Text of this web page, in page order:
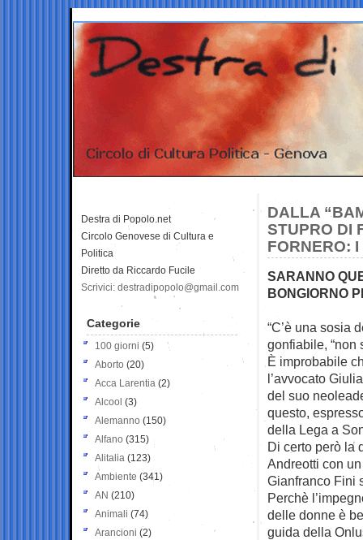
DALLA
STUPRO DI
FORNERO:
SARANNO
BONGIORNO
“C’è una sosia
gonfiabile, “non
È improbabile
l’avvocato
del suo
questo,
della Lega a
Di certo però la
Andreotti con
Gianfranco Fini
Perchè
delle donne è
guida della
Destra di Popolo.net
Circolo Genovese di Cultura e
Politica
Diretto da Riccardo Fucile
Scrivici: destradipopolo@gmail.com
Categorie
100 giorni (5)
Aborto (20)
Acca Larentia (2)
Alcool (3)
Alemanno (150)
Alfano (315)
Alitalia (123)
Ambiente (341)
AN (210)
Animali (74)
Arancioni (2)